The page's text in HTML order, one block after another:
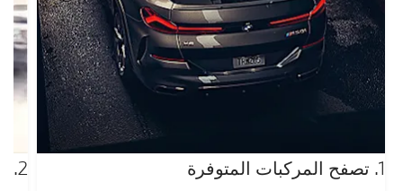
2. طلب السعر